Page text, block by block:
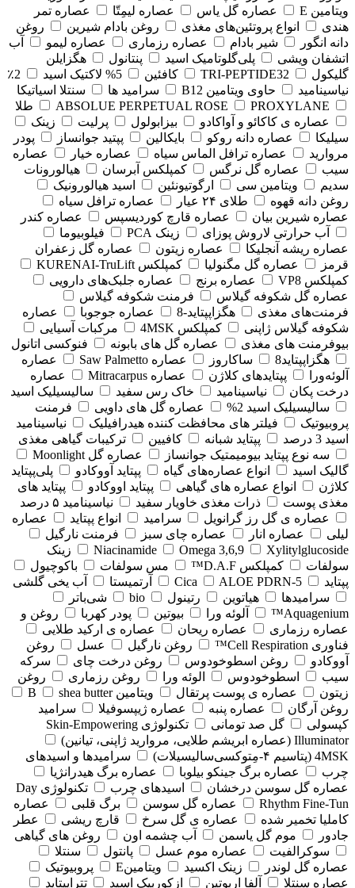
ویتامین E
عصاره گل یاس عصاره لیمِتّا
عصاره تمر
هندی
انواع پروتئین‌های مغذی روغن بادام شیرین
روغن
دانه انگور
شیر بادام عصاره رزماری عصاره لیمو
آب
اتشفان ویشی
پلی‌گلوتامیک اسید پنتانول
هگزایلن
گلیکول
TRI-PEPTIDE32 کافئین 5% لاکتیک اسید
2٪
نیاسینامید
حاوی ویتامین B12 سرامید ها
سنتلا اسیاتیکا
ABSOLUE PERPETUAL ROSE
PROXYLANE
طلا
عصاره ی کاکائو و آواکادو
بیزابولول پرلیت
زینک
سیلیکا
عصاره دانه روکو بایکالین پپتید جوانساز
پودر
مروارید
عصاره ترافل الماس سیاه عصاره خیار
عصاره
سیب
عصاره گل نرگس کمپلکس آبرسان
هیالورونات
سدیم
ویتامین سی ارگوتیونئین
اسید هیالورونیک
روغن دانه قهوه
طلای ۲۴ عیار
عصاره ترافل سیاه
عصاره شیرین بیان
عصاره قارچ کوردیسپس
عصاره کندر
آب حرارتی لاروش پوزای
زینک PCA
فیلوبیوما
عصاره ریشه آنجلیکا
عصاره زیتون
عصاره گل زعفران
قرمز
عصاره گل مگنولیا
کمپلکس KURENAI-TruLift
کمپلکس VP8
عصاره برنج
عصاره جلبک‌های دارویی
عصاره گل شکوفه گیلاس
فرمنت شکوفه گیلاس
فرمنت‌های مغذی
هگزاپپتاید-8 عصاره جوجوبا
عصاره
شکوفه گیلاس ژاپنی
کمپلکس 4MSK
مرکبات آسیایی
بیوفرمنت های مغذی
عصاره گل های بابونه
فنوکسی اتانول
هگزاپپتاید8
ساکاروز عصاره Saw Palmetto
عصاره
آلوئه‌ورا
پپتایدهای کلاژن عصاره Mitracarpus
عصاره
درخت پکان
نیاسینامید خاک رس سفید
سالیسیلیک اسید
سالیسیلیک اسید 2%
عصاره گل های داویی
فرمنت
پروبیوتیک
فیلتر های محافظت کننده هیدرافیلیک
نیاسینامید
اسید 3 درصد
پپتاید شبانه کافیین
ترکیبات گیاهی مغذی
سه نوع پپتاید بیومیمتیک جوانساز
عصاره گل Moonlight
گالیک اسید
انواع عصاره‌های گیاه پپتاید آووکادو
پلی‌پپتاید
کلاژن
انواع عصاره های گیاهی پپتاید اووکادو
پپتاید های
مغذی پوست
ذرات مغذی خاویار سفید
نیاسینامید ۵ درصد
عصاره ی گل رز گرانویل
سرامید انواع پپتاید
عصاره
لیلی
عصاره انار عصاره چای سبز
فرمنت نارگیل
Niacinamide
Omega 3,6,9 Xylitylglucoside
زینک
سولفات
کمپلکس D.A.F™ مس سولفات
باکوچیول
پپتاید
5-Cica
ALOE PDRN آرتمیستا
آب یخی گلشی
سرامیدها
هیاتوین رتینول bio
شی‌باتر
Aquagenium™
آلوئه ورا بیوتین پودر کهربا
روغن و
عصاره رزماری
عصاره ریحان
عصاره ی ارکید طلایی
فناوری Cell Respiration™
روغن نارگیل عسل
روغن
آووکادو
روغن اسطوخودوس روغن درخت چای
سرکه
سیب
اسطوخودوس الوئه ورا روغن رزماری
روغن
زیتون
عصاره ی پوست پرتقال ویتامین Bshea butter
روغن آرگان
عصاره پنبه عصاره ژیپسوفیلا
سرامید
کپسولی
گل صد تومانی
تکنولوژی Skin-Empowering
Illuminator (عصاره ابریشم طلایی، مروارید ژاپنی، تیانین)
4MSK (پتاسیم ۴‑مِتوکسی‌سالیسیلات)
سرامیدها و اسیدهای
چرب
عصاره برگ جینکو بیلوبا
عصاره برگ هیدرانژیا
عصاره گل سوسن درخشان
اسیدهای چرب
تکنولوژی Day
Rhythm Fine‑Tun
عصاره گل سوسن برگ قلبی
عصاره
کاملیا تخمیر شده
عصاره ی گل سرخ قارچ ریشی
عطر
جادور
موم گل یاسمن آب چشمه اون
روغن های گیاهی
سوکرالفیت
عصاره موم عسل پانتول
سنتلا
عصاره گل لوندر
زینک اکسید ویتامینE
پروبیوتیک
عصاره سنتلا
آلفا اربوتین ازکوربیک اسید تتراپپتاید